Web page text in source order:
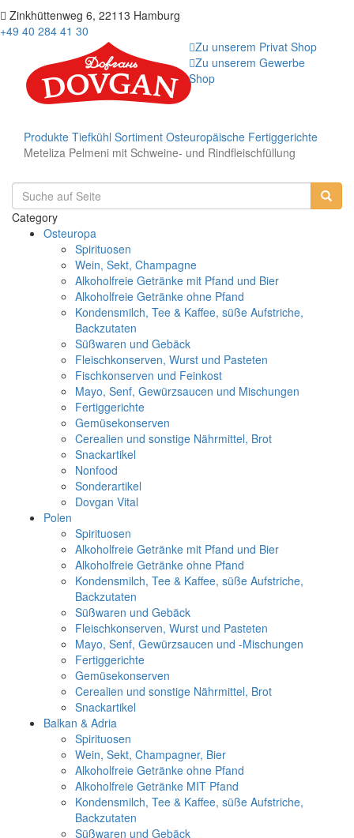
Zinkhüttenweg 6, 22113 Hamburg
+49 40 284 41 30
Zu unserem Privat Shop
Zu unserem Gewerbe
Shop
Produkte Tiefkühl Sortiment Osteuropäische Fertiggerichte
Meteliza Pelmeni mit Schweine- und Rindfleischfüllung
Category
Osteuropa
Spirituosen
Wein, Sekt, Champagne
Alkoholfreie Getränke mit Pfand und Bier
Alkoholfreie Getränke ohne Pfand
Kondensmilch, Tee & Kaffee, süße Aufstriche,
Backzutaten
Süßwaren und Gebäck
Fleischkonserven, Wurst und Pasteten
Fischkonserven und Feinkost
Mayo, Senf, Gewürzsaucen und Mischungen
Fertiggerichte
Gemüsekonserven
Cerealien und sonstige Nährmittel, Brot
Snackartikel
Nonfood
Sonderartikel
Dovgan Vital
Polen
Spirituosen
Alkoholfreie Getränke mit Pfand und Bier
Alkoholfreie Getränke ohne Pfand
Kondensmilch, Tee & Kaffee, süße Aufstriche,
Backzutaten
Süßwaren und Gebäck
Fleischkonserven, Wurst und Pasteten
Mayo, Senf, Gewürzsaucen und -Mischungen
Fertiggerichte
Gemüsekonserven
Cerealien und sonstige Nährmittel, Brot
Snackartikel
Balkan & Adria
Spirituosen
Wein, Sekt, Champagner, Bier
Alkoholfreie Getränke ohne Pfand
Alkoholfreie Getränke MIT Pfand
Kondensmilch, Tee & Kaffee, süße Aufstriche,
Backzutaten
Süßwaren und Gebäck